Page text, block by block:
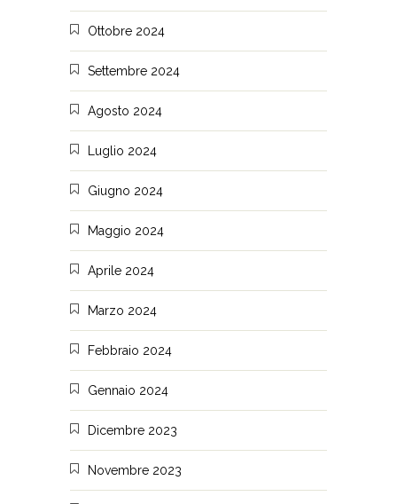
Ottobre 2024
Settembre 2024
Agosto 2024
Luglio 2024
Giugno 2024
Maggio 2024
Aprile 2024
Marzo 2024
Febbraio 2024
Gennaio 2024
Dicembre 2023
Novembre 2023